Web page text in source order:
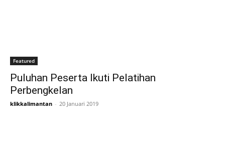
Featured
Puluhan Peserta Ikuti Pelatihan
Perbengkelan
klikkalimantan - 20 Januari 2019